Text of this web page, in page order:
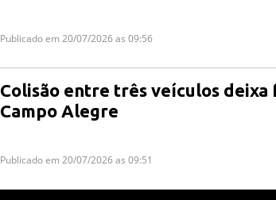
Publicado em 20/07/2026 as 09:56
Colisão entre três veículos deixa
Campo Alegre
Publicado em 20/07/2026 as 09:51